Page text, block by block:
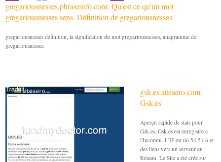
gregariousnesses.phraseinfo.com: Qu'est ce qu'un mot
gregariousnesses sens. Définition de gregariousnesses.
gregariousnesses définition, la signification du mot gregariousnesses, anagramme de
gregariousnesses.
gsk.es.siteaero.com:
Gsk.es
Aperçu rapide de stats pour
Gsk.es. Gsk.es est enregistré à
l'Inconnu. L'IP est 66.54.51.6 et
des liens vers un serveur en
Réseau. Le Site a été créé sur